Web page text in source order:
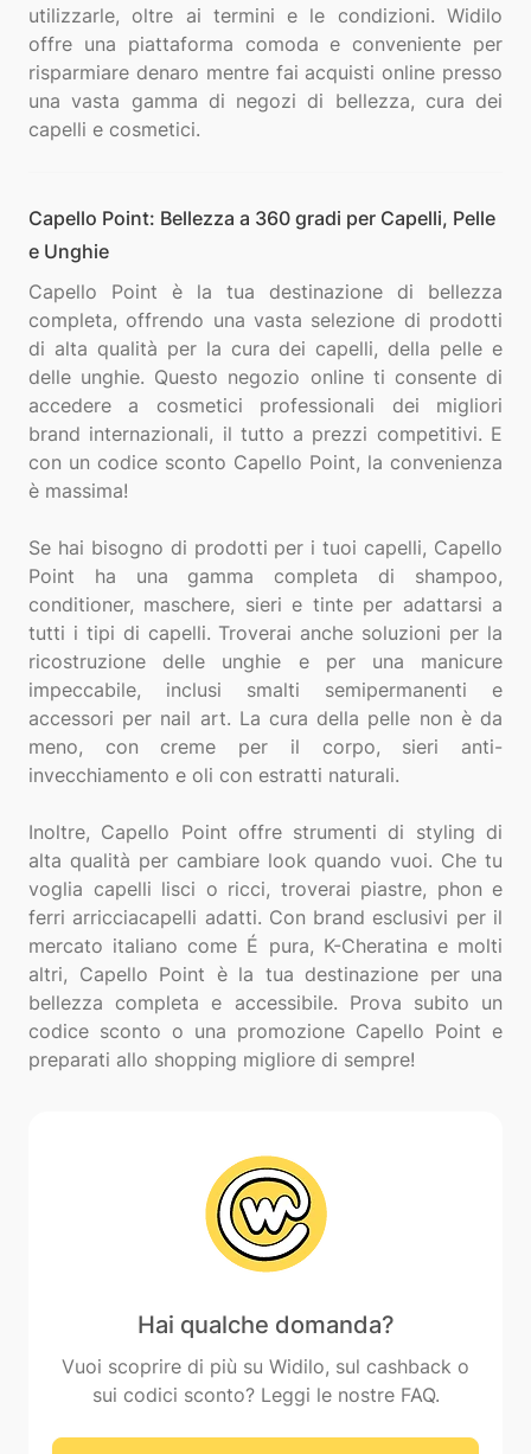
utilizzarle, oltre ai termini e le condizioni. Widilo
offre una piattaforma comoda e conveniente per
risparmiare denaro mentre fai acquisti online presso
una vasta gamma di negozi di bellezza, cura dei
Capello Point: Bellezza a 360 gradi per Capelli, Pelle
e Unghie
Capello Point è la tua destinazione di bellezza
completa, offrendo una vasta selezione di prodotti
di alta qualità per la cura dei capelli, della pelle e
delle unghie. Questo negozio online ti consente di
accedere a cosmetici professionali dei migliori
brand internazionali, il tutto a prezzi competitivi. E
con un codice sconto Capello Point, la convenienza
è massima!
Se hai bisogno di prodotti per i tuoi capelli, Capello
Point ha una gamma completa di shampoo,
conditioner, maschere, sieri e tinte per adattarsi a
tutti i tipi di capelli. Troverai anche soluzioni per la
ricostruzione delle unghie e per una manicure
impeccabile, inclusi smalti semipermanenti e
accessori per nail art. La cura della pelle non è da
meno, con creme per il corpo, sieri anti-
invecchiamento e oli con estratti naturali.
Inoltre, Capello Point offre strumenti di styling di
alta qualità per cambiare look quando vuoi. Che tu
voglia capelli lisci o ricci, troverai piastre, phon e
ferri arricciacapelli adatti. Con brand esclusivi per il
mercato italiano come É pura, K-Cheratina e molti
altri, Capello Point è la tua destinazione per una
bellezza completa e accessibile. Prova subito un
codice sconto o una promozione Capello Point e
Hai qualche domanda?
Vuoi scoprire di più su Widilo, sul cashback o
sui codici sconto? Leggi le nostre FAQ.